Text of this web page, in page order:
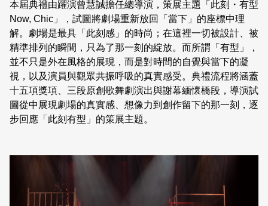
本屆典禮由躍演曾慧誠擔任總導演，策展主題「此刻・有型
Now, Chic」，試圖將劇場重新放回「當下」的座標中理
解。劇場是最具「此刻感」的時尚；在這裡一切被設計、被
精準排列的瞬間，只為了那一刻的綻放。而所謂「有型」，
並不只是外在風格的展現，而是對時間的自覺與當下的凝
視，以及演員與觀眾共振呼吸的真實感受。典禮流程將涵蓋
十五項獎項、三段原創歌舞劇演出與謝幕緬懷橋段，導演試
圖從中展現劇場的真實感、想像力到創作留下的那一刻，逐
步回應「此刻有型」的策展主題。